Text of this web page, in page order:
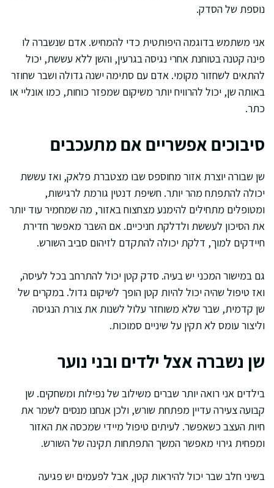
נוספת של הסדק.
אני משתמש בדוגמה היפותטית כדי להמחיש. אדם שנשברה לו
פינה קטנה בטוחנת אחרי נגיסה בגרעין, והשן ללא עששת, יכול
להתאים לשחזור מקומי. אדם עם סתימה ישנה גדולה ושבר שחוזר
באותה שן, יכול להרוויח יותר משיקום שמפזר כוחות, כמו אונליי או
כתר.
סיבוכים אפשריים אם מתעכבים
שן שבורה יוצרת אזור מחוספס שבו מצטברת פלאק, ואז עששת
יכולה להתפתח מהר יותר. חשיפת דנטין גורמת לרגישות,
ומטופלים מתחילים להימנע מצחצוח באזור, מה שמחמיר עוד יותר
את הסיכון לעששת ולדלקת חניכיים. אם השבר מאפשר חדירת
חיידקים למוך, דלקת יכולה להתקדם לזיהום סביב השורש.
גם במישור המכני יש בעיה. סדק קטן יכול להתרחב בכל לעיסה,
ואז טיפול שהיה יכול להיות קטן הופך לשיקום גדול. במקרים של
שן קדמית, שבר שלא משוחזר עלול לשנות את צורת הנגיסה
וליצור עומס לא תקין על שיניים סמוכות.
שן נשברה אצל ילדים ובני נוער
בילדים אני רואה יותר שברים משילוב של נפילות ומשחקים. שן
קבועה צעירה עדיין מפתחת שורש, ולכן אנחנו מנסים לשמר את
חיות העצב כשאפשר. לעיתים טיפול מיידי שמכסה את האזור
ומפחית גירוי מאפשר המשך התפתחות תקינה של השורש.
בשיני חלב שבר יכול להיראות קטן, אבל לפעמים יש פגיעה